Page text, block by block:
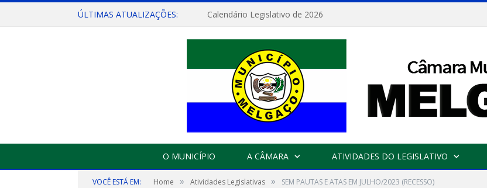
ÚLTIMAS ATUALIZAÇÕES: Calendário Legislativo de 2026
O MUNICÍPIO A CÂMARA ATIVIDADES DO LEGISLATIVO
VOCÊ ESTÁ EM: Home » Atividades Legislativas » SEM PAUTAS E ATAS EM JULHO/2023 (RECESSO)